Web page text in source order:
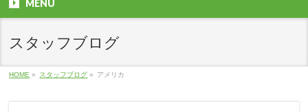
MENU
スタッフブログ
HOME » スタッフブログ » アメリカ